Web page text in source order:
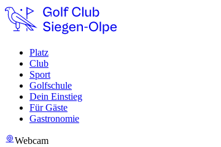
Platz
Club
Sport
Golfschule
Dein Einstieg
Für Gäste
Gastronomie
Webcam